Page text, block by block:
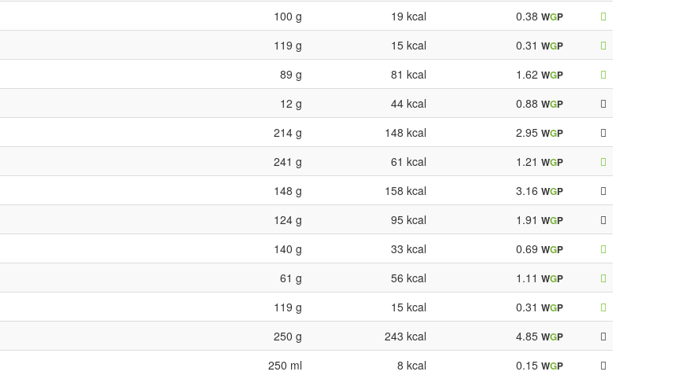
100 g 19 kcal 0.38 WGP
119 g 15 kcal 0.31 WGP
89 g 81 kcal 1.62 WGP
12 g 44 kcal 0.88 WGP
214 g 148 kcal 2.95 WGP
241 g 61 kcal 1.21 WGP
148 g 158 kcal 3.16 WGP
124 g 95 kcal 1.91 WGP
140 g 33 kcal 0.69 WGP
61 g 56 kcal 1.11 WGP
119 g 15 kcal 0.31 WGP
250 g 243 kcal 4.85 WGP
250 ml 8 kcal 0.15 WGP